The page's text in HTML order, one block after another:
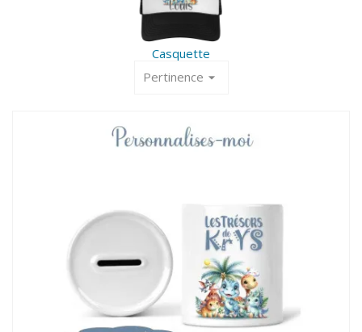
Casquette
Pertinence arrow_drop_down